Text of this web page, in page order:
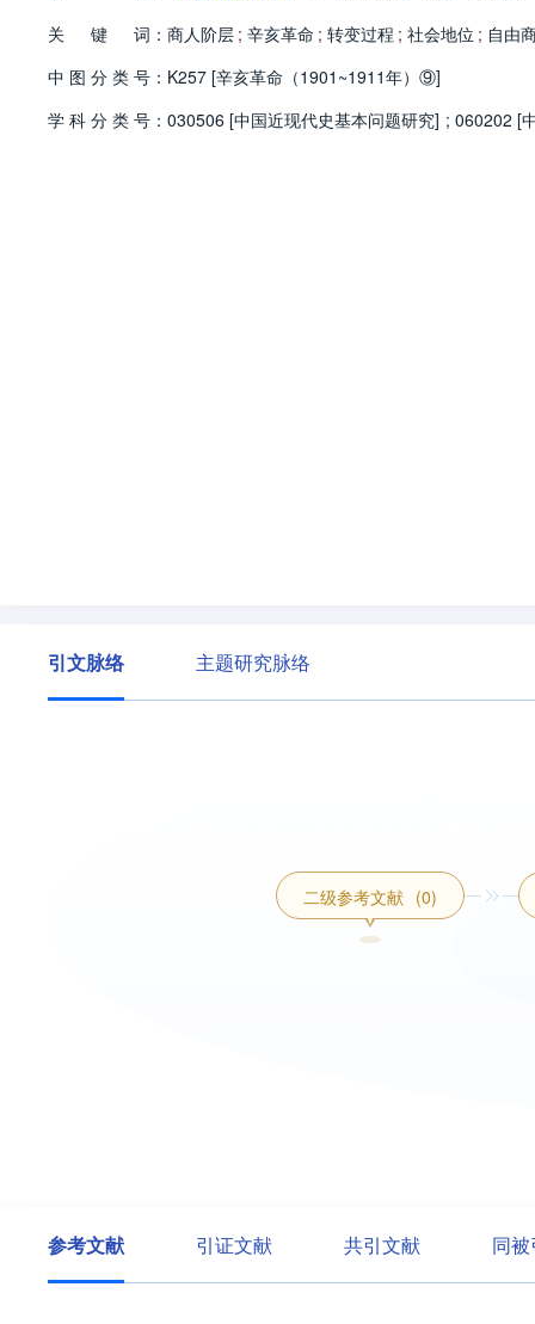
关
键 词： 商人阶层 ; 辛亥革命 ; 转变过程 ; 社会地位 ; 自由
中 图 分 类 号： K257 [辛亥革命（1901~1911年）⑨]
学 科 分 类 号： 030506 [中国近现代史基本问题研究] ; 060202 [
引文脉络 主题研究脉络
二级参考文献 (0)
参考文献 引证文献 共引文献 同